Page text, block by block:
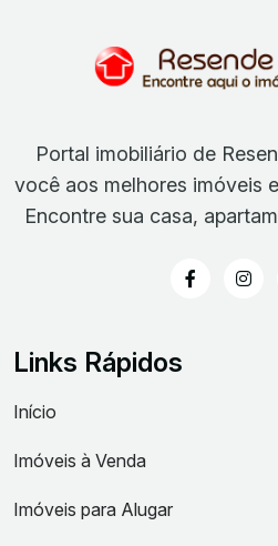
Portal imobiliário de
você aos melhores imóveis
Encontre sua casa,
Links Rápidos
Início
Imóveis à Venda
Imóveis para Alugar